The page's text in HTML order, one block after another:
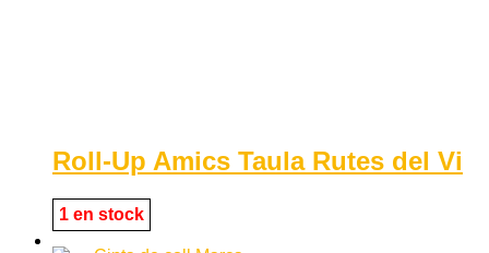
Roll-Up Amics Taula Rutes del Vi
1 en stock